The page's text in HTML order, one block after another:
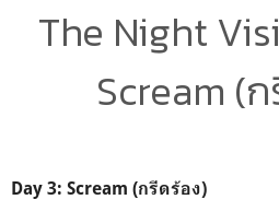
The Night
Scream (
Day 3: Scream (กรีดร้อง)